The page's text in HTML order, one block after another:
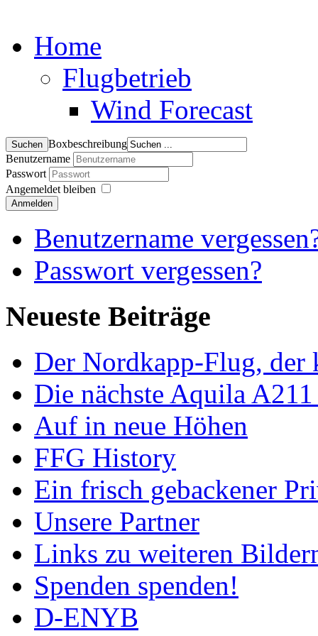
Home
Flugbetrieb
Wind Forecast
Boxbeschreibung
Benutzername
Passwort
Angemeldet bleiben
Anmelden
Benutzername
Passwort vergessen?
Neueste Beiträge
Der Nordkapp-Flug, der
Die nächste Aquila
Auf in neue Höhen
FFG History
Ein frisch gebackener
Unsere Partner
Links zu weiteren
Spenden spenden!
D-ENYB